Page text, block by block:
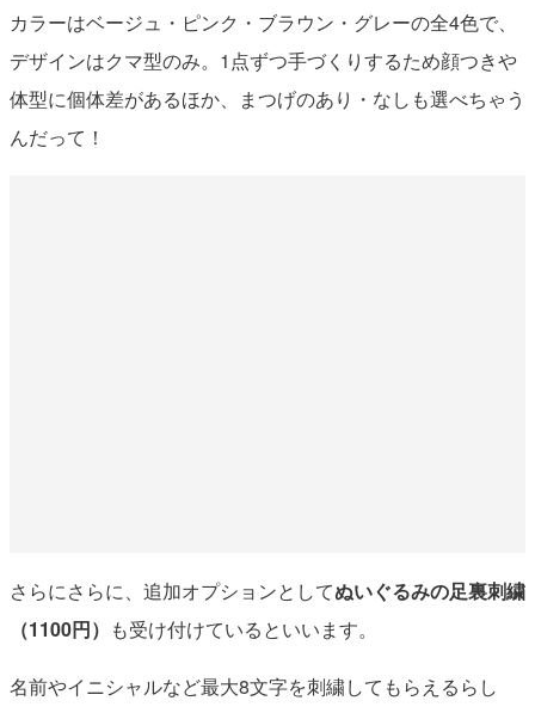
カラーはベージュ・ピンク・ブラウン・グレーの全4色で、
デザインはクマ型のみ。1点ずつ手づくりするため顔つきや
体型に個体差があるほか、まつげのあり・なしも選べちゃう
んだって！
さらにさらに、追加オプションとしてぬいぐるみの足裏刺繍
（1100円） も受け付けているといいます。
名前やイニシャルなど最大8文字を刺繍してもらえるらし